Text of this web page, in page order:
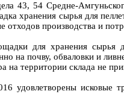
43, 54 Средне-
хранения сырья для
производства и
для хранения сырья
на почву, обваловки и
на территории склада не
удовлетворены исковые